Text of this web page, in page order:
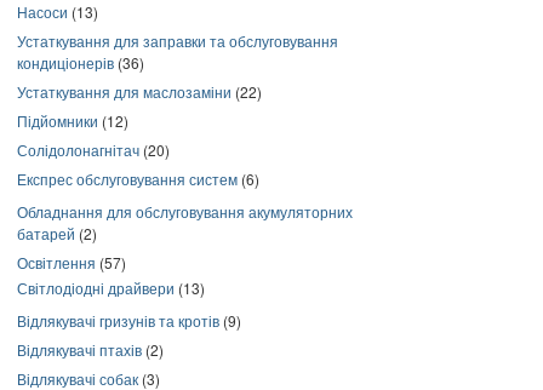
Насоси (13)
Устаткування для заправки та обслуговування
кондиціонерів (36)
Устаткування для маслозаміни (22)
Підйомники (12)
Солідолонагнітач (20)
Експрес обслуговування систем (6)
Обладнання для обслуговування акумуляторних
батарей (2)
Освітлення (57)
Світлодіодні драйвери (13)
Відлякувачі гризунів та кротів (9)
Відлякувачі птахів (2)
Відлякувачі собак (3)